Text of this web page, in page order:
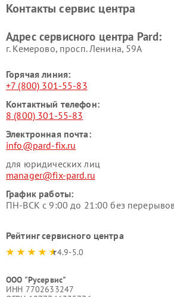
Контакты сервис центра
Адрес сервисного центра Pard:
г. Кемерово, просп. Ленина, 59А
Горячая линия:
+7 (800) 301-55-83
Контактный телефон:
8 (800) 301-55-83
Электронная почта:
info@pard-fix.ru
для юридических лиц
manager@fix-pard.ru
График работы:
ПН-ВСК с 9:00 до 21:00 без
Рейтинг сервисного центра
4.9-5.0
ООО "Русервис"
ИНН 7702633247